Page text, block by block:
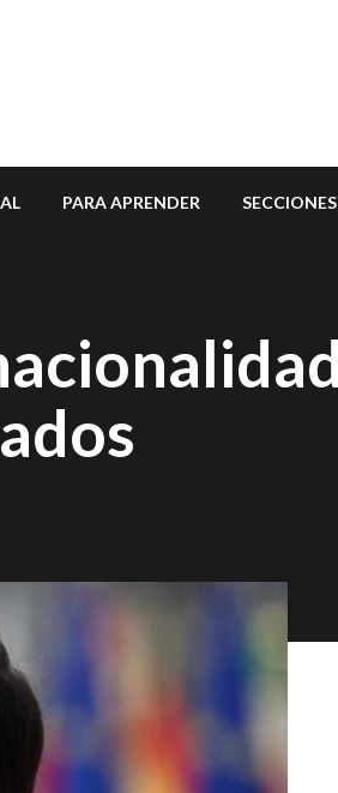
PARA APRENDER SECCIONES